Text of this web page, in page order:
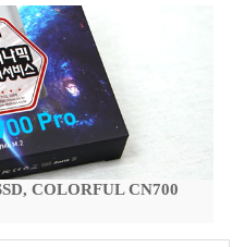
COLORFUL CN700